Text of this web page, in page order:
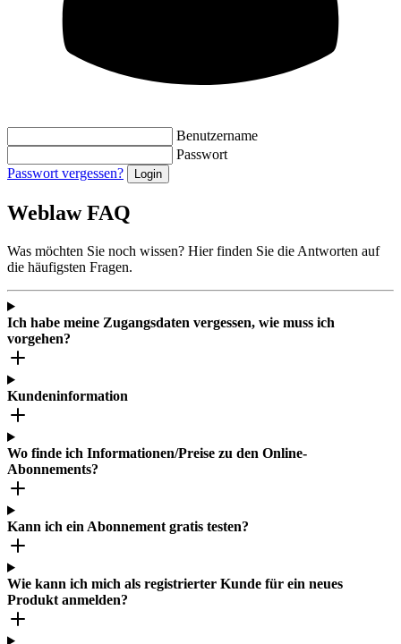
Benutzername
Passwort
Passwort vergessen?
Weblaw FAQ
Was möchten Sie noch wissen? Hier finden Sie die Antworten auf
die häufigsten Fragen.
Ich habe meine Zugangsdaten vergessen, wie muss ich
vorgehen?
Kundeninformation
Wo finde ich Informationen/Preise zu den Online-
Abonnements?
Kann ich ein Abonnement gratis testen?
Wie kann ich mich als registrierter Kunde für ein neues
Produkt anmelden?